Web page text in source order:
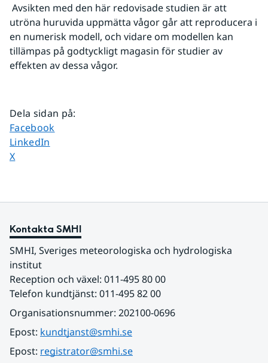
utröna huruvida uppmätta vågor går att reproducera i
en numerisk modell, och vidare om modellen kan
tillämpas på godtyckligt magasin för studier av
effekten av dessa vågor.
Dela sidan på:
Dela sidan på
Facebook
Dela sidan på
LinkedIn
Dela sidan på
X
Kontakta SMHI
SMHI, Sveriges meteorologiska och hydrologiska
institut
Reception och växel: 011-495 80 00
Telefon kundtjänst: 011-495 82 00
Organisationsnummer: 202100-0696
Epost: kundtjanst@smhi.se
Epost: registrator@smhi.se